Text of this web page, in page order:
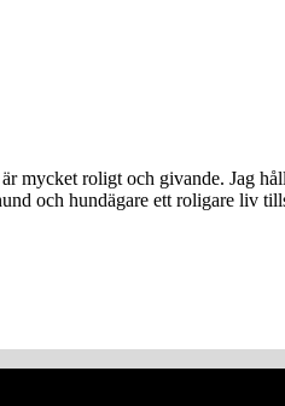
mycket roligt och givande. Jag
och hundägare ett roligare liv